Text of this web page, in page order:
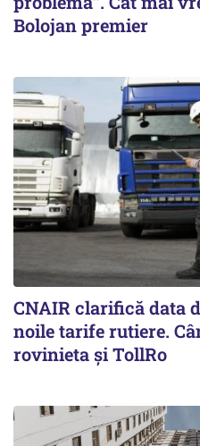
Bolojan premier
CNAIR clarifică data
noile tarife rutiere.
rovinieta și TollRo